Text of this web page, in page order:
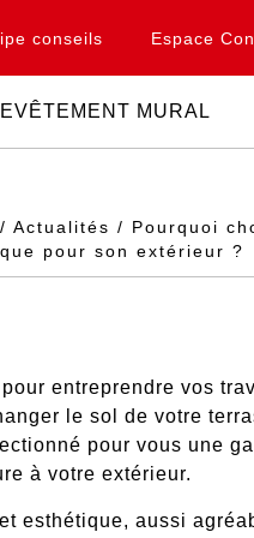
conseils Espace
MURAL
Actualités / Pourquoi
pour son extérieur ?
entreprendre vos
le sol de votre
pour vous une
à votre extérieur.
esthétique, aussi